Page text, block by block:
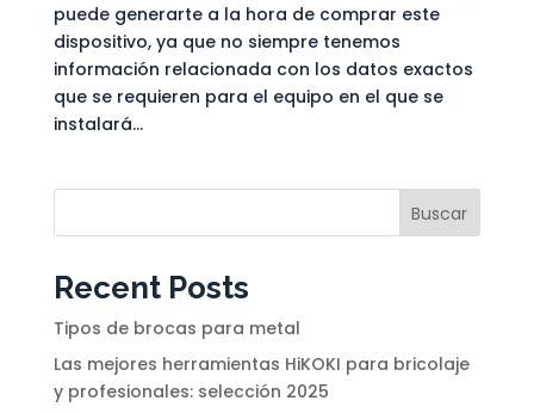
puede generarte a la hora de comprar este
dispositivo, ya que no siempre tenemos
información relacionada con los datos exactos
que se requieren para el equipo en el que se
instalará...
Buscar
Recent Posts
Tipos de brocas para metal
Las mejores herramientas HiKOKI para bricolaje
y profesionales: selección 2025